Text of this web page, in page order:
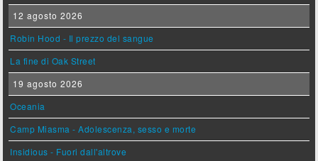
12 agosto 2026
Robin Hood - Il prezzo del sangue
La fine di Oak Street
19 agosto 2026
Oceania
Camp Miasma - Adolescenza, sesso e morte
Insidious - Fuori dall'altrove